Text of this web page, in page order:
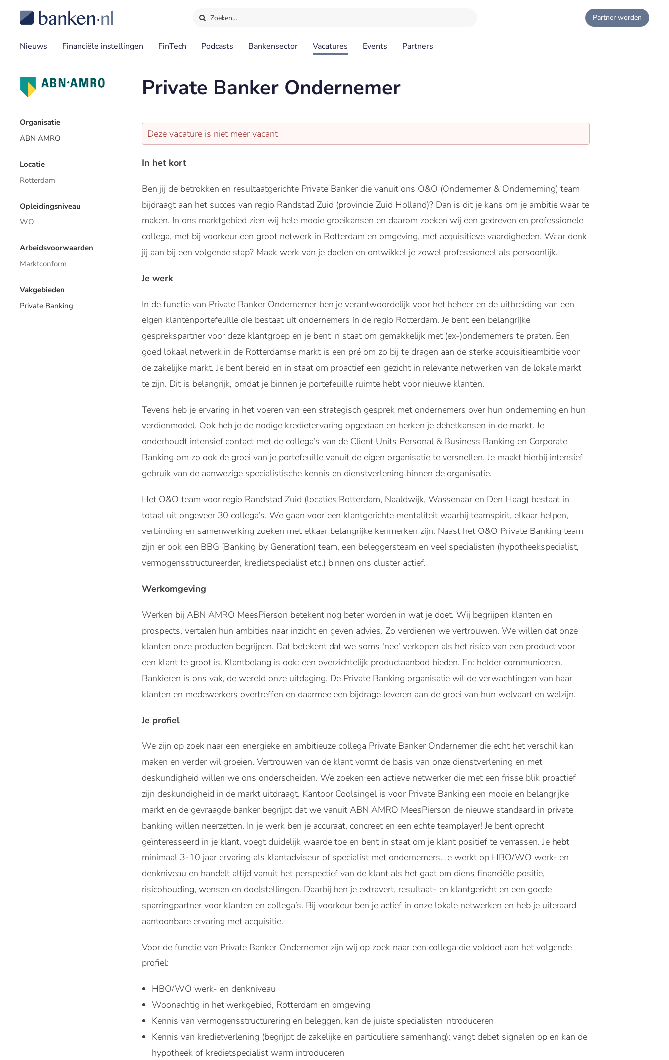
Zoeken… Partner worden
Nieuws Financiële instellingen FinTech Podcasts Bankensector Vacatures Events Partners
Private Banker Ondernemer
Organisatie
ABN AMRO
Locatie
Rotterdam
Opleidingsniveau
WO
Arbeidsvoorwaarden
Marktconform
Vakgebieden
Private Banking
Deze vacature is niet meer vacant
In het kort
Ben jij de betrokken en resultaatgerichte Private Banker die vanuit ons O&O (Ondernemer & Onderneming) team
bijdraagt aan het succes van regio Randstad Zuid (provincie Zuid Holland)? Dan is dit je kans om je ambitie waar te
maken. In ons marktgebied zien wij hele mooie groeikansen en daarom zoeken wij een gedreven en professionele
collega, met bij voorkeur een groot netwerk in Rotterdam en omgeving, met acquisitieve vaardigheden. Waar denk
jij aan bij een volgende stap? Maak werk van je doelen en ontwikkel je zowel professioneel als persoonlijk.
Je werk
In de functie van Private Banker Ondernemer ben je verantwoordelijk voor het beheer en de uitbreiding van een
eigen klantenportefeuille die bestaat uit ondernemers in de regio Rotterdam. Je bent een belangrijke
gesprekspartner voor deze klantgroep en je bent in staat om gemakkelijk met (ex-)ondernemers te praten. Een
goed lokaal netwerk in de Rotterdamse markt is een pré om zo bij te dragen aan de sterke acquisitieambitie voor
de zakelijke markt. Je bent bereid en in staat om proactief een gezicht in relevante netwerken van de lokale markt
te zijn. Dit is belangrijk, omdat je binnen je portefeuille ruimte hebt voor nieuwe klanten.
Tevens heb je ervaring in het voeren van een strategisch gesprek met ondernemers over hun onderneming en hun
verdienmodel. Ook heb je de nodige kredietervaring opgedaan en herken je debetkansen in de markt. Je
onderhoudt intensief contact met de collega’s van de Client Units Personal & Business Banking en Corporate
Banking om zo ook de groei van je portefeuille vanuit de eigen organisatie te versnellen. Je maakt hierbij intensief
gebruik van de aanwezige specialistische kennis en dienstverlening binnen de organisatie.
Het O&O team voor regio Randstad Zuid (locaties Rotterdam, Naaldwijk, Wassenaar en Den Haag) bestaat in
totaal uit ongeveer 30 collega’s. We gaan voor een klantgerichte mentaliteit waarbij teamspirit, elkaar helpen,
verbinding en samenwerking zoeken met elkaar belangrijke kenmerken zijn. Naast het O&O Private Banking team
zijn er ook een BBG (Banking by Generation) team, een beleggersteam en veel specialisten (hypotheekspecialist,
vermogensstructureerder, kredietspecialist etc.) binnen ons cluster actief.
Werkomgeving
Werken bij ABN AMRO MeesPierson betekent nog beter worden in wat je doet. Wij begrijpen klanten en
prospects, vertalen hun ambities naar inzicht en geven advies. Zo verdienen we vertrouwen. We willen dat onze
klanten onze producten begrijpen. Dat betekent dat we soms 'nee' verkopen als het risico van een product voor
een klant te groot is. Klantbelang is ook: een overzichtelijk productaanbod bieden. En: helder communiceren.
Bankieren is ons vak, de wereld onze uitdaging. De Private Banking organisatie wil de verwachtingen van haar
klanten en medewerkers overtreffen en daarmee een bijdrage leveren aan de groei van hun welvaart en welzijn.
Je profiel
We zijn op zoek naar een energieke en ambitieuze collega Private Banker Ondernemer die echt het verschil kan
maken en verder wil groeien. Vertrouwen van de klant vormt de basis van onze dienstverlening en met
deskundigheid willen we ons onderscheiden. We zoeken een actieve netwerker die met een frisse blik proactief
zijn deskundigheid in de markt uitdraagt. Kantoor Coolsingel is voor Private Banking een mooie en belangrijke
markt en de gevraagde banker begrijpt dat we vanuit ABN AMRO MeesPierson de nieuwe standaard in private
banking willen neerzetten. In je werk ben je accuraat, concreet en een echte teamplayer! Je bent oprecht
geïnteresseerd in je klant, voegt duidelijk waarde toe en bent in staat om je klant positief te verrassen. Je hebt
minimaal 3-10 jaar ervaring als klantadviseur of specialist met ondernemers. Je werkt op HBO/WO werk- en
denkniveau en handelt altijd vanuit het perspectief van de klant als het gaat om diens financiële positie,
risicohouding, wensen en doelstellingen. Daarbij ben je extravert, resultaat- en klantgericht en een goede
sparringpartner voor klanten en collega’s. Bij voorkeur ben je actief in onze lokale netwerken en heb je uiteraard
aantoonbare ervaring met acquisitie.
Voor de functie van Private Banker Ondernemer zijn wij op zoek naar een collega die voldoet aan het volgende
profiel:
HBO/WO werk- en denkniveau
Woonachtig in het werkgebied, Rotterdam en omgeving
Kennis van vermogensstructurering en beleggen, kan de juiste specialisten introduceren
Kennis van kredietverlening (begrijpt de zakelijke en particuliere samenhang); vangt debet signalen op en kan de
hypotheek of kredietspecialist warm introduceren